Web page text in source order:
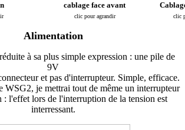
cablage face avant
clic pour agrandir clic
Alimentation
à sa plus simple expression : une pile de
9V
et pas d'interrupteur. Simple, efficace.
WSG2, je mettrai tout de même un interrupteur
: l'effet lors de l'interruption de la tension est
interressant.